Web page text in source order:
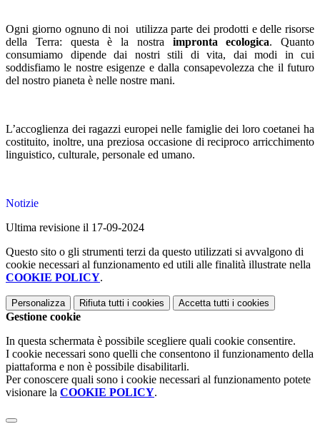
Ogni giorno ognuno di noi utilizza parte dei prodotti e delle risorse
della Terra: questa è la nostra impronta ecologica. Quanto
consumiamo dipende dai nostri stili di vita, dai modi in cui
soddisfiamo le nostre esigenze e dalla consapevolezza che il futuro
del nostro pianeta è nelle nostre mani.
L’accoglienza dei ragazzi europei nelle famiglie dei loro coetanei ha
costituito, inoltre, una preziosa occasione di reciproco arricchimento
linguistico, culturale, personale ed umano.
Notizie
Ultima revisione il 17-09-2024
Questo sito o gli strumenti terzi da questo utilizzati si avvalgono di
cookie necessari al funzionamento ed utili alle finalità illustrate nella
COOKIE POLICY.
Personalizza Rifiuta tutti i cookies Accetta tutti i cookies
Gestione cookie
In questa schermata è possibile scegliere quali cookie consentire.
I cookie necessari sono quelli che consentono il funzionamento della
piattaforma e non è possibile disabilitarli.
Per conoscere quali sono i cookie necessari al funzionamento potete
visionare la COOKIE POLICY.